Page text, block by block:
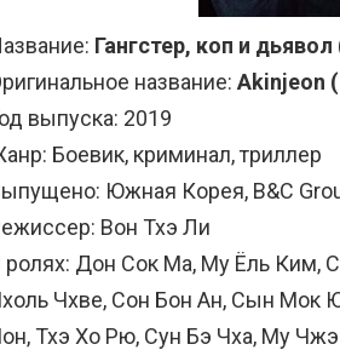
Гангстер, коп и
название: Akinjeon
выпуска: 2019
Боевик, криминал, триллер
Южная Корея, B&C
Вон Тхэ Ли
ролях: Дон Сок Ма, Му Ёль
Чхве, Сон Бон Ан, Сын
Тхэ Хо Рю, Сун Бэ Чха, Му